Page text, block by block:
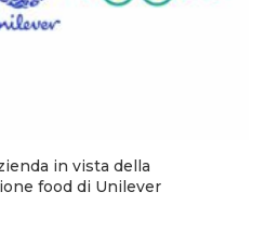
in vista della
food di Unilever